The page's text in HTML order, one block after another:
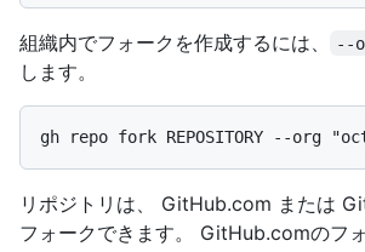
組織内でフォークを作成するには、 --
します。
リポジトリは、 GitHub.com または
フォークできます。 GitHub.comのフ